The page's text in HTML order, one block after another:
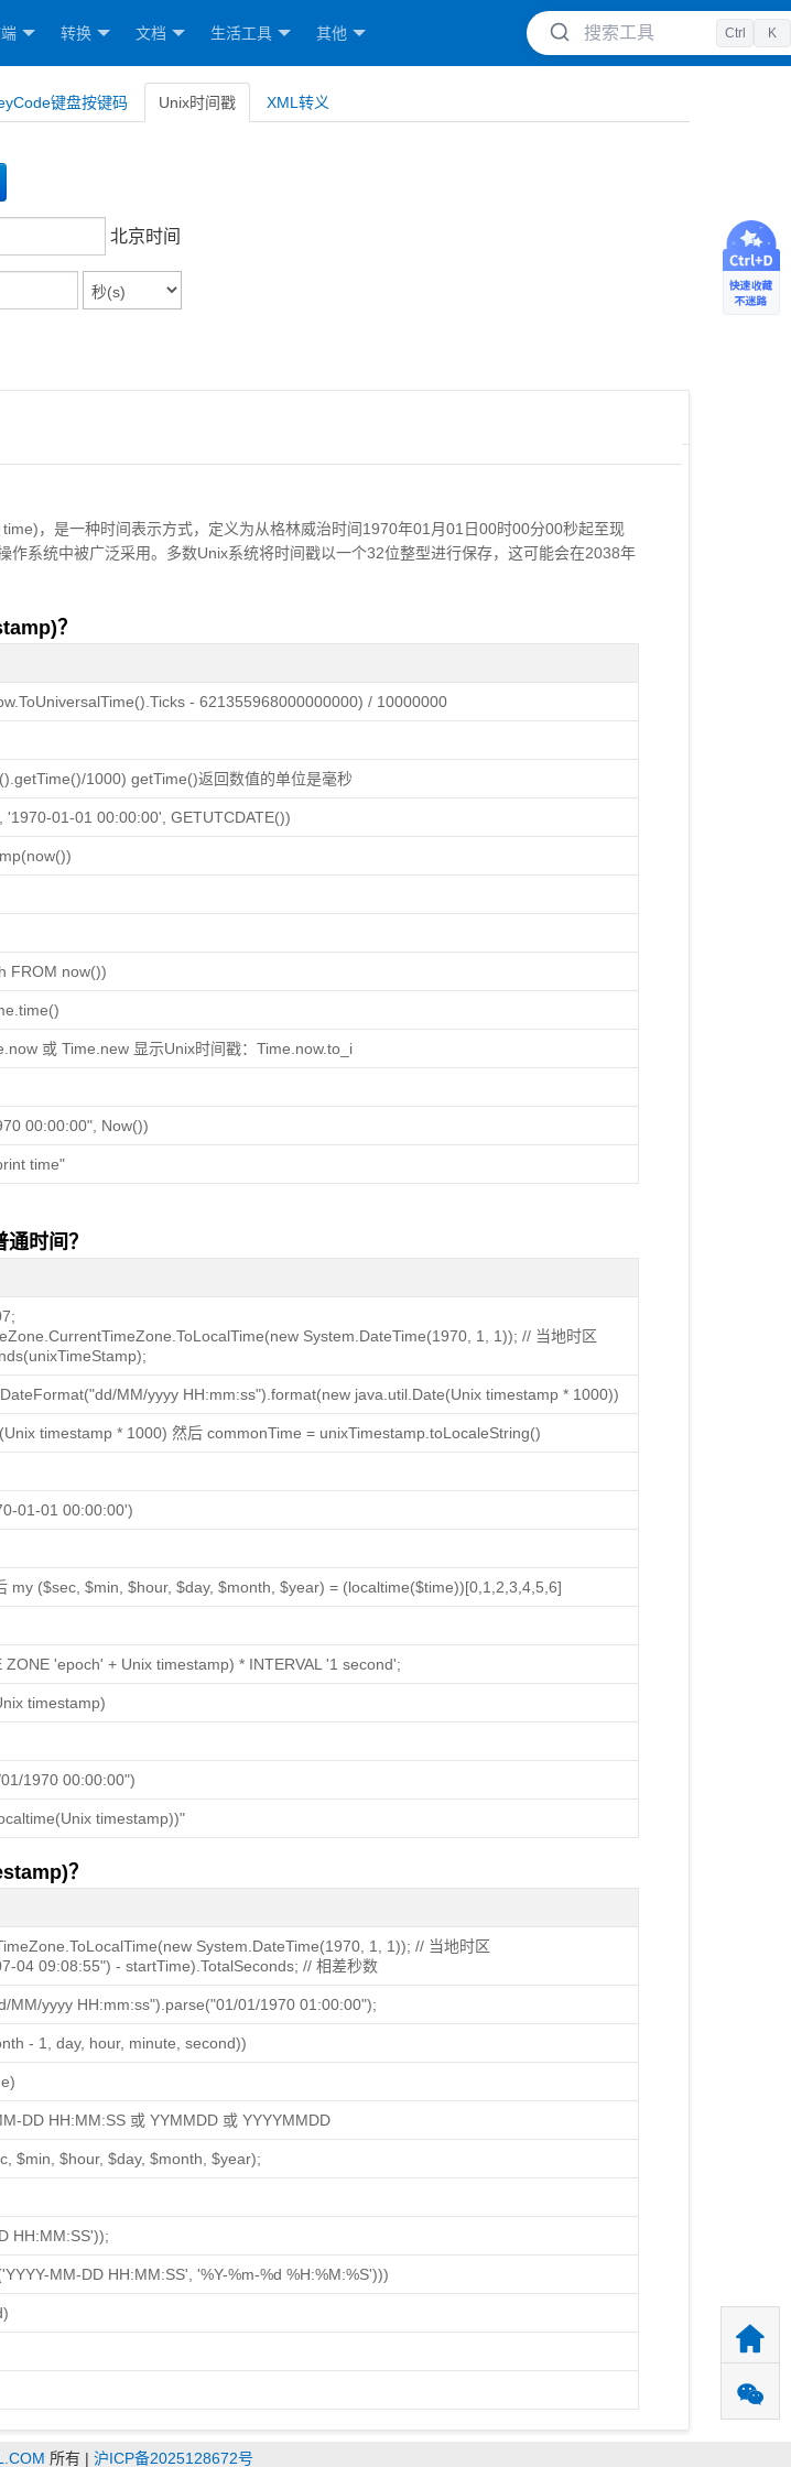
转换 文档 生活工具 其他 搜索工具 Ctrl K
键盘按键码 Unix时间戳 XML转义
北京时间
，是一种时间表示方式，定义为从格林威治时间1970年01月01日00时00分00秒起至现
系统中被广泛采用。多数Unix系统将时间戳以一个32位整型进行保存，这可能会在2038年
？
- 621355968000000000) / 10000000
1000) getTime()返回数值的单位是毫秒
'1970-01-01 00:00:00', GETUTCDATE())
FROM now())
或 Time.new 显示Unix时间戳：Time.now.to_i
00:00:00", Now())
time"
时间？
System.DateTime(1970, 1, 1)); // 当地时区
MM/yyyy HH:mm:ss").format(new java.util.Date(Unix timestamp * 1000))
timestamp * 1000) 然后 commonTime = unixTimestamp.toLocaleString()
01-01 00:00:00')
my ($sec, $min, $hour, $day, $month, $year) = (localtime($time))[0,1,2,3,4,5,6]
'epoch' + Unix timestamp) * INTERVAL '1 second';
timestamp)
1970 00:00:00")
timestamp))"
？
System.DateTime(1970, 1, 1)); // 当地时区
04 09:08:55") - startTime).TotalSeconds; // 相差秒数
MM/yyyy HH:mm:ss").parse("01/01/1970 01:00:00");
- 1, day, hour, minute, second))
DD HH:MM:SS 或 YYMMDD 或 YYYYMMDD
$min, $hour, $day, $month, $year);
HH:MM:SS'));
MM-DD HH:MM:SS', '%Y-%m-%d %H:%M:%S')))
所有 | 沪ICP备2025128672号